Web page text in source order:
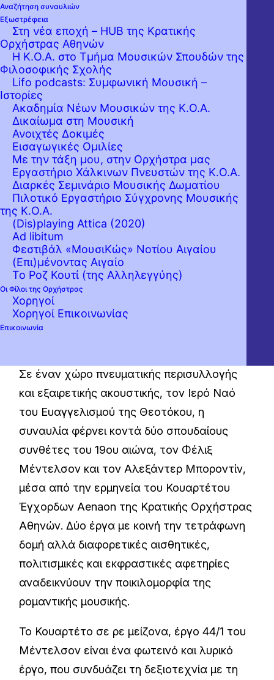
Αναζήτηση συναυλιών
Εξωστρέφεια
Στη νέα εποχή – HUB της Κρατικής
Ορχήστρας Αθηνών
Η Κ.Ο.Α. στο Τμήμα Μουσικών Σπουδών της
Φιλοσοφικής Σχολής
Lifo podcasts: Συμφωνική Μουσική –
Ιστορίες
Ακαδημία Νέων Μουσικών της Κ.Ο.Α.
Δικαίωμα στη Μουσική
Ανοιχτές Δοκιμές
Εισαγωγικές Ομιλίες
Με την τάξη μου, στην Ορχήστρα μας
Εργαστήριo Χάλκινων Πνευστών της Κ.Ο.Α.
Διαρκές Σεμινάριο Μουσικής Δωματίου
Πιλοτικό Εργαστήριο Σύγχρονης Μουσικής
της Κ.Ο.Α.
(Dis)playing Attica (2020)
Ad libitum
Φεστιβάλ «ΜουσιΚώς» Νοτίου Αιγαίου
(Επι)μένοντας Αιγαίο
Το Ροζ Κουτί (της Αλληλεγγύης)
Οι Φίλοι της Ορχήστρας
Χορηγοί
Χορηγοί Επικοινωνίας
Επικοινωνία
Δύο κουαρτέτα – Δύο κόσμοι σε τέσσερις
φωνές
Συναυλία του Κουαρτέτου Έγχορδων
Σε έναν χώρο πνευματικής περισυλλογής
και εξαιρετικής ακουστικής, τον Ιερό Ναό
του Ευαγγελισμού της Θεοτόκου, η
συναυλία φέρνει κοντά δύο σπουδαίους
συνθέτες του 19ου αιώνα, τον Φέλιξ
Μέντελσον και τον Αλεξάντερ Μποροντίν,
μέσα από την ερμηνεία του Κουαρτέτου
Έγχορδων Aenaon της Κρατικής Ορχήστρας
Αθηνών. Δύο έργα με κοινή την τετράφωνη
δομή αλλά διαφορετικές αισθητικές,
πολιτισμικές και εκφραστικές αφετηρίες
αναδεικνύουν την ποικιλομορφία της
ρομαντικής μουσικής.
Το Κουαρτέτο σε ρε μείζονα, έργο 44/1 του
Μέντελσον είναι ένα φωτεινό και λυρικό
έργο, που συνδυάζει τη δεξιοτεχνία με τη